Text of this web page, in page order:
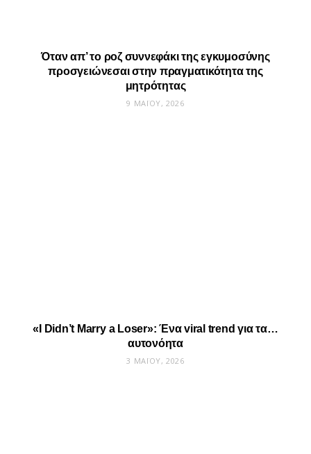
Όταν απ’ το ροζ συννεφάκι της εγκυμοσύνης
προσγειώνεσαι στην πραγματικότητα της
μητρότητας
9 ΜΑΪ́ΟΥ, 2026
«I Didn’t Marry a Loser»: Ένα viral trend για τα…
αυτονόητα
3 ΜΑΪ́ΟΥ, 2026